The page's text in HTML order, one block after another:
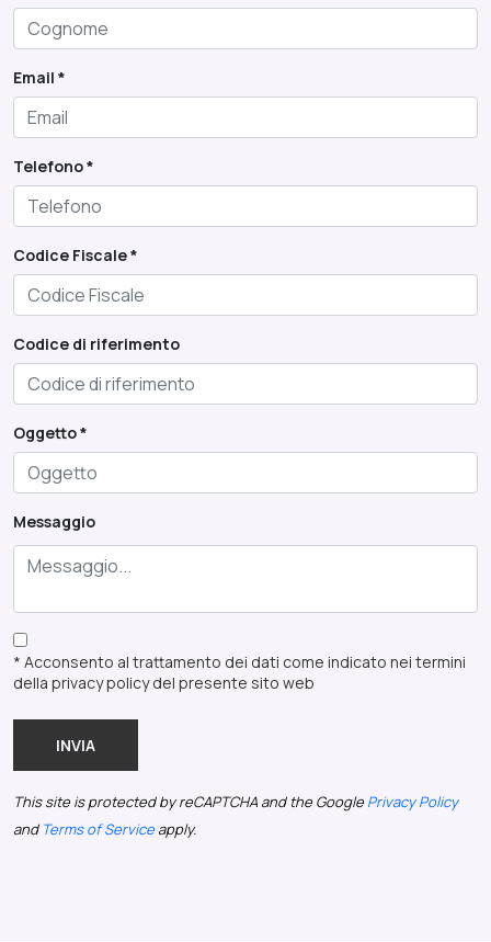
Email *
Telefono *
Codice Fiscale *
Codice di riferimento
Oggetto *
Messaggio
* Acconsento al trattamento dei dati come indicato nei termini
della privacy policy del presente sito web
INVIA
This site is protected by reCAPTCHA and the Google Privacy Policy
and Terms of Service apply.